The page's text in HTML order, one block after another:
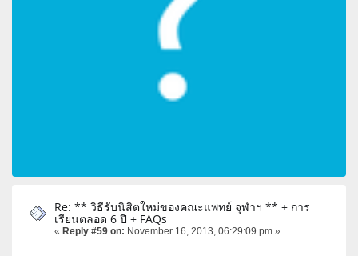
Re: ** วิธีรับนิสิตใหม่ของคณะแพทย์ จุฬาฯ ** + การ
เรียนตลอด 6 ปี + FAQs
« Reply #59 on: November 16, 2013, 06:29:09 pm »